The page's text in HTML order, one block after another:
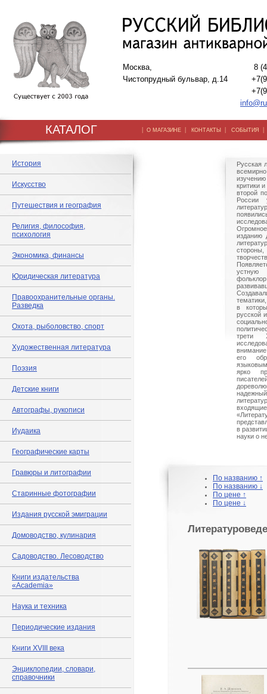
Москва,
Чистопрудный бульвар, д.14
8
КАТАЛОГ | О МАГАЗИНЕ | КОНТАКТЫ | СОБЫТИЯ
История
Искусство
Путешествия и география
Религия, философия,
психология
Экономика, финансы
Юридическая литература
Правоохранительные органы.
Разведка
Охота, рыболовство, спорт
Художественная литература
Поэзия
Детские книги
Автографы, рукописи
Иудаика
Географические карты
Гравюры и литографии
Старинные фотографии
Издания русской эмиграции
Домоводство, кулинария
Садоводство. Лесоводство
Книги издательства
«Academia»
Наука и техника
Периодические издания
Книги XVIII века
Энциклопедии, словари,
справочники
Русская
критики
второй
России
изданию
устную
в
русской
трети
его
ярко
в
науки о
По названию ↑
По названию ↓
По цене ↑
По цене ↓